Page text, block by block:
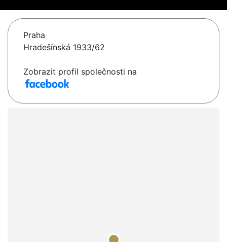
Praha
Hradešínská 1933/62
Zobrazit profil společnosti na